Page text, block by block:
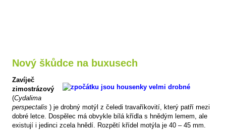
Nový škůdce na buxusech
Zavíječ
zimostrázový
(Cydalima
perspectalis ) je drobný motýl z čeledi travaříkovití, který patří mezi
dobré letce. Dospělec má obvykle bílá křídla s hnědým lemem, ale
existují i jedinci zcela hnědí. Rozpětí křídel motýla je 40 – 45 mm.